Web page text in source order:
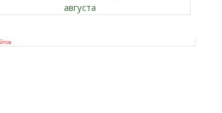
августа